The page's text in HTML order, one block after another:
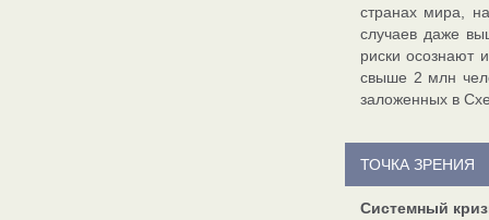
странах мира,
случаев даже
риски осознают
свыше 2 млн
заложенных в
ТОЧКА ЗРЕНИЯ
Системный